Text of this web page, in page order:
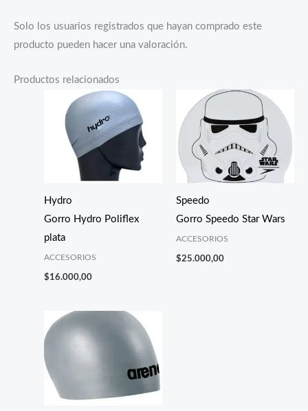
Solo los usuarios registrados que hayan comprado este
producto pueden hacer una valoración.
Productos relacionados
Hydro
Gorro Hydro Poliflex
plata
ACCESORIOS
$16.000,00
Speedo
Gorro Speedo Star Wars
ACCESORIOS
$25.000,00